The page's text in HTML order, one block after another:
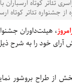
تئاتر کوتاه ارسباران
جشنواره تئاتر کوتاه
، هیئت‌داوران
آرای خود را به شرح
از طراح بروشور